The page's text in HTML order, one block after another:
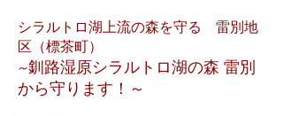
シラルトロ湖上流の森を守る 雷別地
区（標茶町）
~釧路湿原シラルトロ湖の森 雷別
から守ります！～